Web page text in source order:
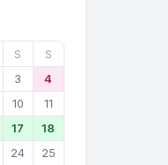
S
S
3
4
10
11
17
18
24
25